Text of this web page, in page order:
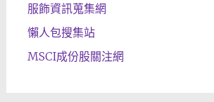
服飾資訊蒐集網
懶人包搜集站
MSCI成份股關注網